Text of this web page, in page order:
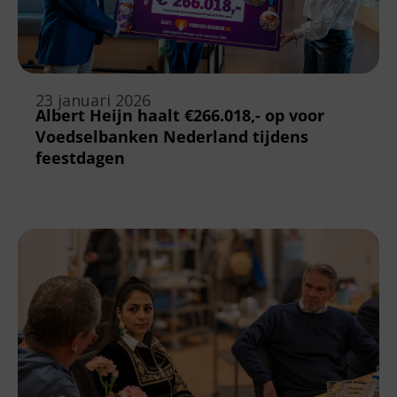
23 januari 2026
Albert Heijn haalt €266.018,- op voor
Voedselbanken Nederland tijdens
feestdagen